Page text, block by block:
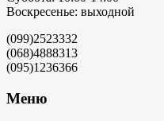
Воскресенье: выходной
(099)2523332
(068)4888313
(095)1236366
Меню